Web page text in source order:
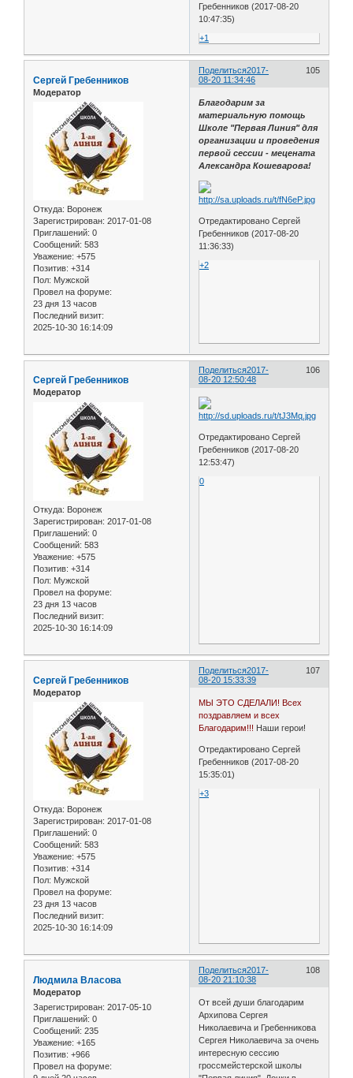
Гребенников (2017-08-20
10:47:35)
+1
Поделиться 105
2017-
08-20 11:34:46
Сергей Гребенников
Модератор
Откуда: Воронеж
Зарегистрирован: 2017-01-08
Приглашений: 0
Сообщений: 583
Уважение: +575
Позитив: +314
Пол: Мужской
Провел на форуме:
23 дня 13 часов
Последний визит:
2025-10-30 16:14:09
Благодарим за
материальную помощь
Школе "Первая Линия" для
организации и проведения
первой сессии - мецената
Александра Кошеварова!
Отредактировано Сергей
Гребенников (2017-08-20
11:36:33)
+2
Поделиться 106
2017-
08-20 12:50:48
Сергей Гребенников
Модератор
Откуда: Воронеж
Зарегистрирован: 2017-01-08
Приглашений: 0
Сообщений: 583
Уважение: +575
Позитив: +314
Пол: Мужской
Провел на форуме:
23 дня 13 часов
Последний визит:
2025-10-30 16:14:09
Отредактировано Сергей
Гребенников (2017-08-20
12:53:47)
0
Поделиться 107
2017-
08-20 15:33:39
Сергей Гребенников
Модератор
Откуда: Воронеж
Зарегистрирован: 2017-01-08
Приглашений: 0
Сообщений: 583
Уважение: +575
Позитив: +314
Пол: Мужской
Провел на форуме:
23 дня 13 часов
Последний визит:
2025-10-30 16:14:09
МЫ ЭТО СДЕЛАЛИ! Всех
поздравляем и всех
Благодарим!!! Наши герои!
Отредактировано Сергей
Гребенников (2017-08-20
15:35:01)
+3
Поделиться 108
2017-
08-20 21:10:38
Людмила Власова
Модератор
Зарегистрирован: 2017-05-10
Приглашений: 0
Сообщений: 235
Уважение: +165
Позитив: +966
Провел на форуме:
От всей души благодарим
Архипова Сергея
Николаевича и Гребенникова
Сергея Николаевича за очень
интересную сессию
гроссмейстерской школы